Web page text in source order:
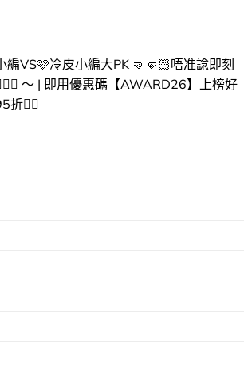
編VS🩷冷皮小編大PK 🤜🤛🏻唔准諗即刻
～ | 即用優惠碼【AWARD26】上榜好
折❤️‍🔥